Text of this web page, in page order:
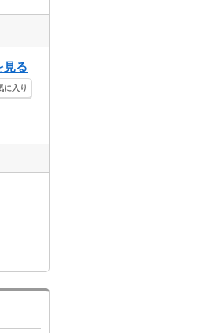
見る
に入り